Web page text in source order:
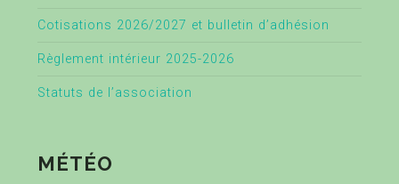
Cotisations 2026/2027 et bulletin d’adhésion
Règlement intérieur 2025-2026
Statuts de l’association
MÉTÉO